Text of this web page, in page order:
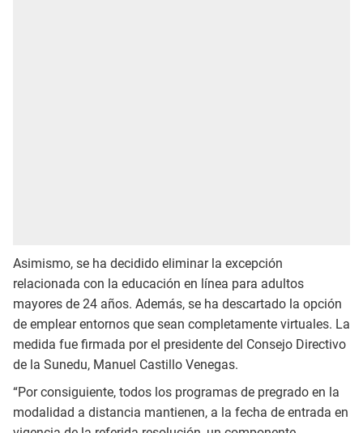
Asimismo, se ha decidido eliminar la excepción
relacionada con la educación en línea para adultos
mayores de 24 años. Además, se ha descartado la opción
de emplear entornos que sean completamente virtuales. La
medida fue firmada por el presidente del Consejo Directivo
de la Sunedu, Manuel Castillo Venegas.
“Por consiguiente, todos los programas de pregrado en la
modalidad a distancia mantienen, a la fecha de entrada en